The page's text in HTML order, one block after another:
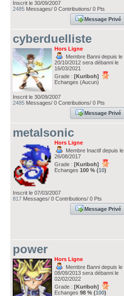
Inscrit le 30/09/2007
2485 Messages/ 0 Contributions/ 0 Pts
Message Privé
cyberduelliste
Hors Ligne
Membre Banni depuis le
20/10/2012 sera débanni le
16/03/2021
Grade : [Kuriboh]
Echanges (Aucun)
Inscrit le 30/09/2007
2485 Messages/ 0 Contributions/ 0 Pts
Message Privé
metalsonic
Hors Ligne
Membre Inactif depuis le
26/08/2017
Grade : [Kuriboh]
Echanges 100 % (10)
Inscrit le 07/03/2007
817 Messages/ 0 Contributions/ 0 Pts
Message Privé
power
Hors Ligne
Membre Banni depuis le
08/09/2013 sera débanni le
02/02/2022
Grade : [Kuriboh]
Echanges 98 % (100)